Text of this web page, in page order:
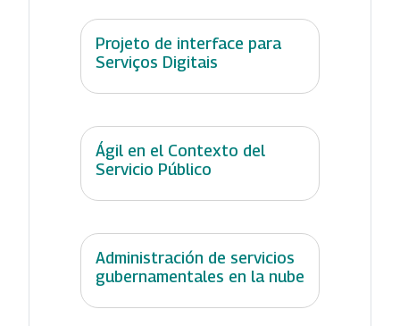
Projeto de interface para
Serviços Digitais
Ágil en el Contexto del
Servicio Público
Administración de servicios
gubernamentales en la nube